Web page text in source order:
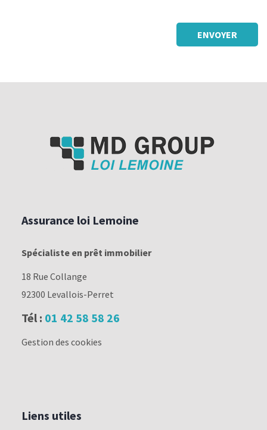
Assurance loi Lemoine
Spécialiste en prêt immobilier
18 Rue Collange
92300 Levallois-Perret
Tél : 01 42 58 58 26
Gestion des cookies
Liens utiles